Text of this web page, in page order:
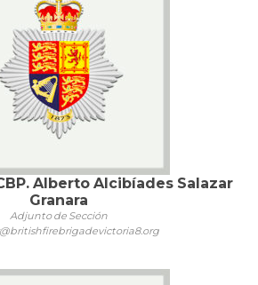
Alberto Alcibíades Salazar
Granara
Adjunto de Sección